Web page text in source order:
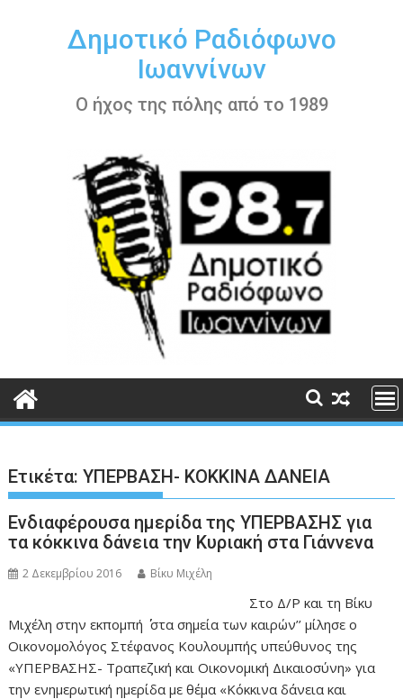
περιεχόμενοΔημοτικό Ραδιόφωνο
Ιωαννίνων
Ο ήχος της πόλης από το 1989
Ετικέτα:ΥΠΕΡΒΑΣΗ- ΚΟΚΚΙΝΑ ΔΑΝΕΙΑ
Ενδιαφέρουσα ημερίδα της ΥΠΕΡΒΑΣΗΣ για
τα κόκκινα δάνεια την Κυριακή στα Γιάννενα
2 Δεκεμβρίου 2016 Βίκυ Μιχέλη
Στο Δ/Ρ και τη Βίκυ
Μιχέλη στην εκπομπή ΄΄ στα σημεία των καιρών’’ μίλησε ο
Οικονομολόγος Στέφανος Κουλουμπής υπεύθυνος της
«ΥΠΕΡΒΑΣΗΣ- Τραπεζική και Οικονομική Δικαιοσύνη» για
την ενημερωτική ημερίδα με θέμα «Κόκκινα δάνεια και